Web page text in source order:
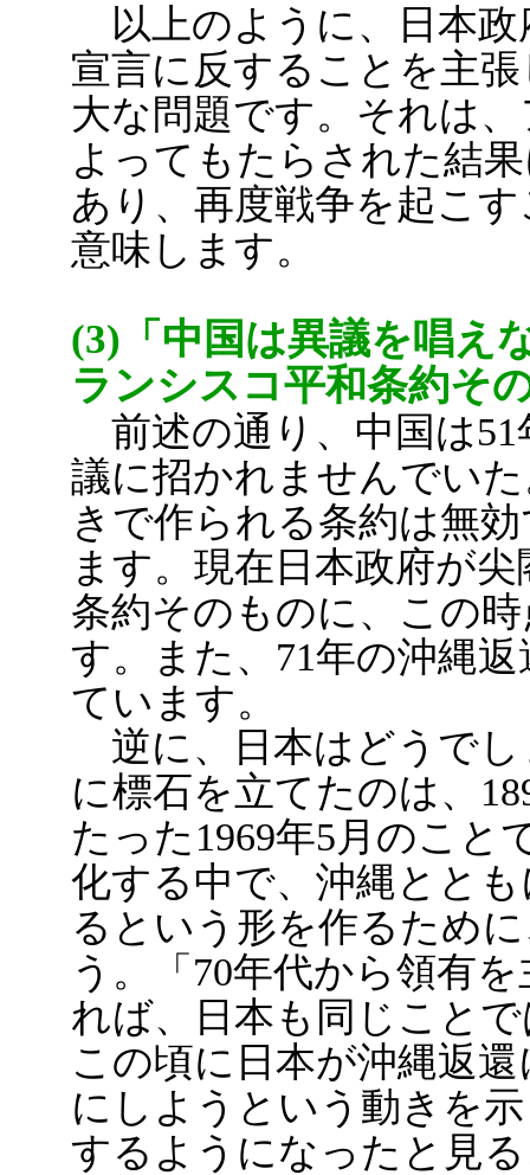
以上のように、日本政
宣言に反することを主
大な問題です。それは
よってもたらされた結
あり、再度戦争を起こ
意味します。
(3)「中国は異議を唱
ランシスコ平和条約そ
前述の通り、中国は51
議に招かれませんでい
きで作られる条約は無
ます。現在日本政府が
条約そのものに、この
す。また、71年の沖縄
ています。
逆に、日本はどうでし
に標石を立てたのは、
たった1969年5月のこと
化する中で、沖縄とと
るという形を作るため
う。「70年代から領有
れば、日本も同じこと
この頃に日本が沖縄返
にしようという動きを
するようになったと見